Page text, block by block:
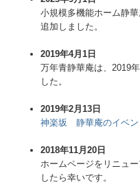
小規模多機能ホーム静
追加しました。
2019年4月1日
万年青静華庵は、2019
した。
2019年2月13日
神楽坂 静華庵のイベン
2018年11月20日
ホームページをリニュ
したら幸いです。